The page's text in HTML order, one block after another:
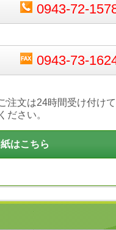
0943-72-
0943-73-
注文は24時間受け付け
ださい。
はこちら